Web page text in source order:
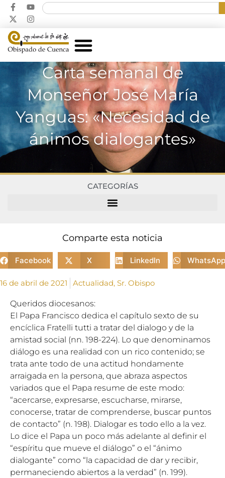
Carta semanal de
Monseñor José María
Yanguas: «Necesidad de
ánimos dialogantes»
CATEGORÍAS
Comparte esta noticia
Facebook X LinkedIn WhatsApp
16 de abril de 2021 Actualidad, Sr. Obispo
Queridos diocesanos:
El Papa Francisco dedica el capítulo sexto de su
encíclica Fratelli tutti a tratar del dialogo y de la
amistad social (nn. 198-224). Lo que denominamos
diálogo es una realidad con un rico contenido; se
trata ante todo de una actitud hondamente
arraigada en la persona, que abraza aspectos
variados que el Papa resume de este modo:
“acercarse, expresarse, escucharse, mirarse,
conocerse, tratar de comprenderse, buscar puntos
de contacto” (n. 198). Dialogar es todo ello a la vez.
Lo dice el Papa un poco más adelante al definir el
“espíritu que mueve el diálogo” o el “ánimo
dialogante” como “la capacidad de dar y recibir,
permaneciendo abiertos a la verdad” (n. 199).